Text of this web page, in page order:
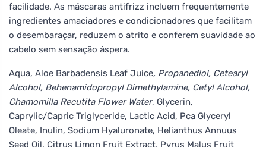
facilidade. As máscaras antifrizz incluem frequentemente
ingredientes amaciadores e condicionadores que facilitam
o desembaraçar, reduzem o atrito e conferem suavidade ao
cabelo sem sensação áspera.
Aqua, Aloe Barbadensis Leaf Juice, Propanediol, Cetearyl
Alcohol, Behenamidopropyl Dimethylamine, Cetyl Alcohol,
Chamomilla Recutita Flower Water, Glycerin,
Caprylic/Capric Triglyceride, Lactic Acid, Pca Glyceryl
Oleate, Inulin, Sodium Hyaluronate, Helianthus Annuus
Seed Oil, Citrus Limon Fruit Extract, Pyrus Malus Fruit